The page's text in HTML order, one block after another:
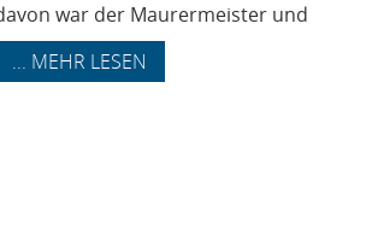
war der Maurermeister und
... MEHR LESEN